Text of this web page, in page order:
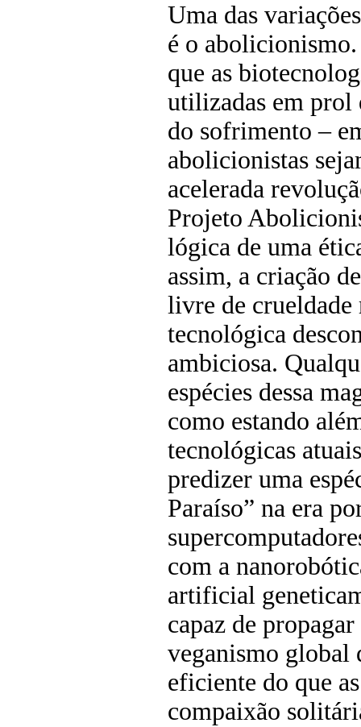
Uma das
é o
que as
utilizadas em prol
do sofrimento –
abolicionistas
acelerada
Projeto
lógica de uma
assim, a criação
livre de crueldade
tecnológica
ambiciosa.
espécies dessa
como estando
tecnológicas
predizer uma
Paraíso” na era
com a
artificial
capaz de
veganismo global
eficiente do que
compaixão